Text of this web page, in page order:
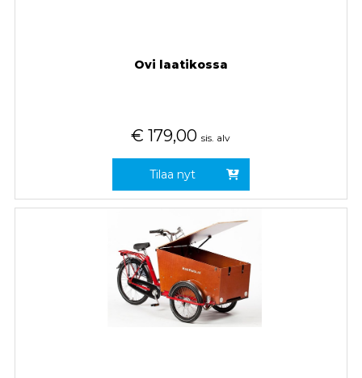
Ovi laatikossa
€ 179,00 sis. alv
Tilaa nyt